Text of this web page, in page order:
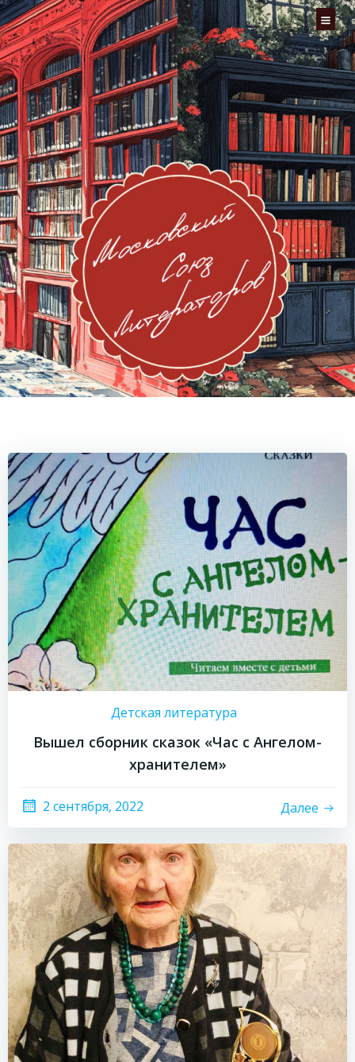
Перейти
к
содержимому
Детская литература
Вышел сборник сказок «Час с Ангелом-
хранителем»
2 сентября, 2022 Далее